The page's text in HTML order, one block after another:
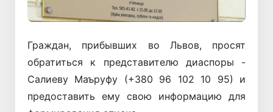
Граждан, прибывших во Львов, просят
обратиться к представителю диаспоры -
Салиеву Маъруфу (+380 96 102 10 95) и
предоставить ему свою информацию для